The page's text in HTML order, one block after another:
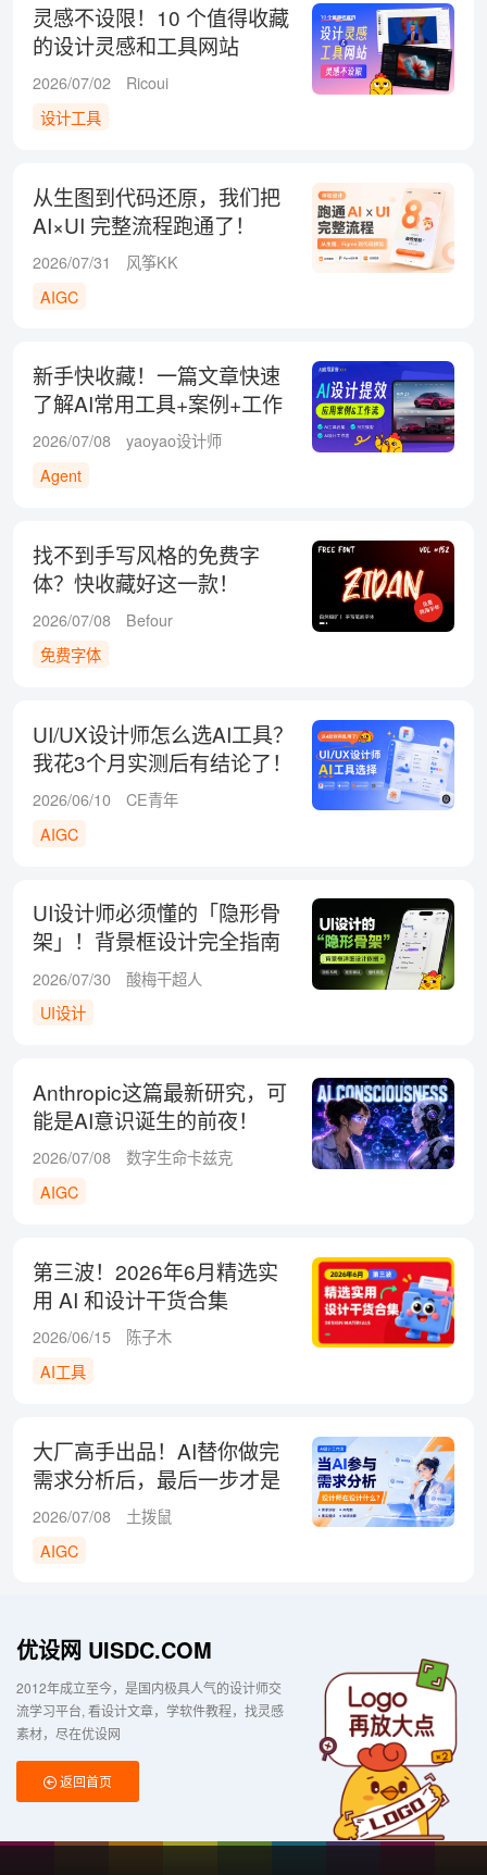
灵感不设限！10 个值得收藏
的设计灵感和工具网站
2026/07/02
Ricoui
设计工具
从生图到代码还原，我们把
AI×UI 完整流程跑通了！
2026/07/31
风筝KK
AIGC
新手快收藏！一篇文章快速
了解AI常用工具+案例+工作
流
2026/07/08
yaoyao设计师
Agent
找不到手写风格的免费字
体？快收藏好这一款！
2026/07/08
Befour
免费字体
UI/UX设计师怎么选AI工具？
我花3个月实测后有结论了！
2026/06/10
CE青年
AIGC
UI设计师必须懂的「隐形骨
架」！背景框设计完全指南
2026/07/30
酸梅干超人
UI设计
Anthropic这篇最新研究，可
能是AI意识诞生的前夜！
2026/07/08
数字生命卡兹克
AIGC
第三波！2026年6月精选实
用 AI 和设计干货合集
2026/06/15
陈子木
AI工具
大厂高手出品！AI替你做完
需求分析后，最后一步才是
关键
2026/07/08
土拨鼠
AIGC
优设网 UISDC.COM
2012年成立至今，是国内极具人气的设计师交
流学习平台 看设计文章，学软件教程，找灵感
素材，尽在优设网
返回首页